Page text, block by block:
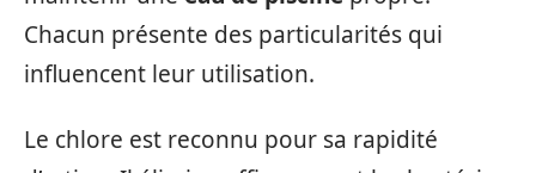
Chacun présente des particularités qui
influencent leur utilisation.
Le chlore est reconnu pour sa rapidité